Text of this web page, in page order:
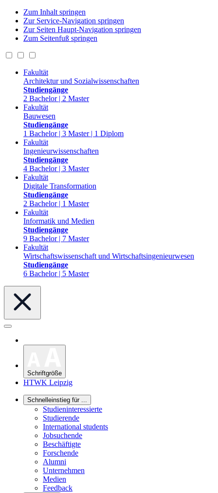
Zum Inhalt springen
Zur Service-Navigation springen
Zur Seiten Haupt-Navigation springen
Zum Seitenfuß springen
Fakultät
Architektur und Sozialwissenschaften
Studiengänge
2 Bachelor | 2 Master
Fakultät
Bauwesen
Studiengänge
1 Bachelor | 3 Master | 1 Diplom
Fakultät
Ingenieurwissenschaften
Studiengänge
4 Bachelor | 3 Master
Fakultät
Digitale Transformation
Studiengänge
2 Bachelor | 1 Master
Fakultät
Informatik und Medien
Studiengänge
9 Bachelor | 7 Master
Fakultät
Wirtschaftswissenschaft und Wirtschaftsingenieurwesen
Studiengänge
6 Bachelor | 5 Master
Schriftgröße
HTWK Leipzig
Schnelleinstieg für ...
Studieninteressierte
Studierende
International students
Jobsuchende
Beschäftigte
Forschende
Alumni
Unternehmen
Medien
Feedback